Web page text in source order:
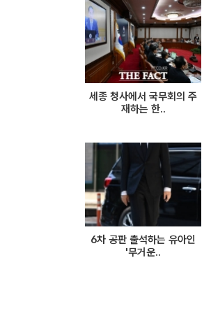
세종 청사에서 국무회의 주
재하는 한..
6차 공판 출석하는 유아인
'무거운..